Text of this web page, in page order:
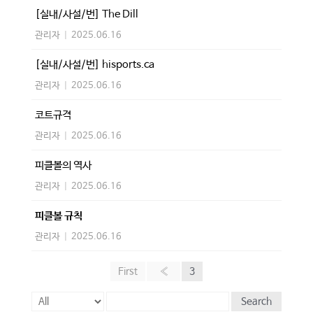
[실내/사설/번] The Dill
관리자 2025.06.16
[실내/사설/번] hisports.ca
관리자 2025.06.16
코트규격
관리자 2025.06.16
피클볼의 역사
관리자 2025.06.16
피클볼 규칙
관리자 2025.06.16
First « 3
Search